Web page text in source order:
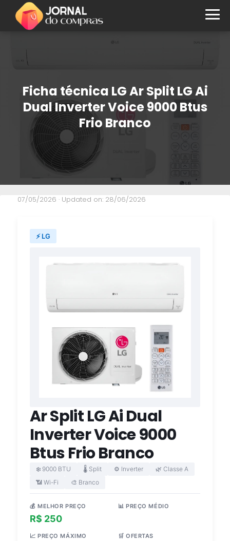
Ficha técnica LG Ar Split LG Ai
Dual Inverter Voice 9000 Btus
Frio Branco
07/05/2026 · Updated on: 28/06/2026
⚡ LG
Ar Split LG Ai Dual
Inverter Voice 9000
Btus Frio Branco
❄️ 9000 BTU 🌡️ Split ⚙️ Inverter
🌿 Classe A
📶 Wi-Fi
🎨 Branco
💰 MELHOR PREÇO
R$ 250
📊 PREÇO MÉDIO
📈 PREÇO MÁXIMO 🛒 OFERTAS